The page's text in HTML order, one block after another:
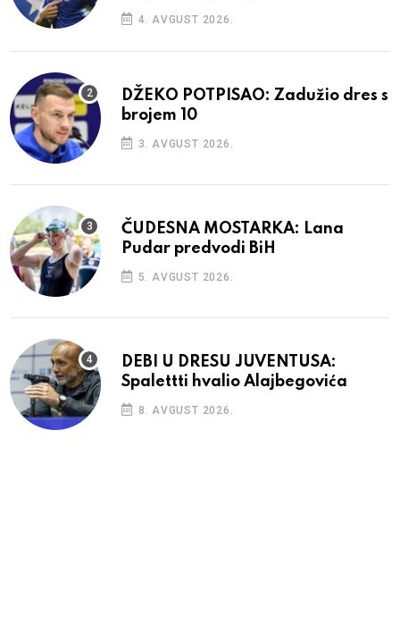
4. AVGUST 2026.
DŽEKO POTPISAO: Zadužio dres s
brojem 10
3. AVGUST 2026.
ČUDESNA MOSTARKA: Lana
Pudar predvodi BiH
5. AVGUST 2026.
DEBI U DRESU JUVENTUSA:
Spalettti hvalio Alajbegovića
8. AVGUST 2026.